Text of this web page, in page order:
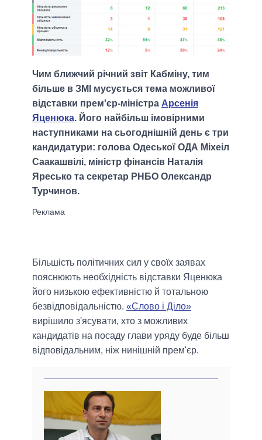
Чим ближчий річний звіт Кабміну, тим
більше в ЗМІ мусується тема можливої
відставки прем'єр-міністра Арсенія
Яценюка. Його найбільш імовірними
наступниками на сьогоднішній день є три
кандидатури: голова Одеської ОДА Міхеіл
Саакашвілі, міністр фінансів Наталія
Яресько та секретар РНБО Олександр
Турчинов.
Більшість політичних сил у своїх заявах
пояснюють необхідність відставки Яценюка
його низькою ефективністю й тотальною
безвідповідальністю. «Слово і Діло»
вирішило з'ясувати, хто з можливих
кандидатів на посаду глави уряду буде більш
відповідальним, ніж нинішній прем'єр.